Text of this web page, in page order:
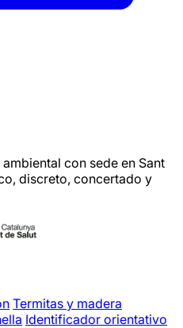
con sede en Sant
discreto, concertado y
Termitas y madera
Identificador orientativo